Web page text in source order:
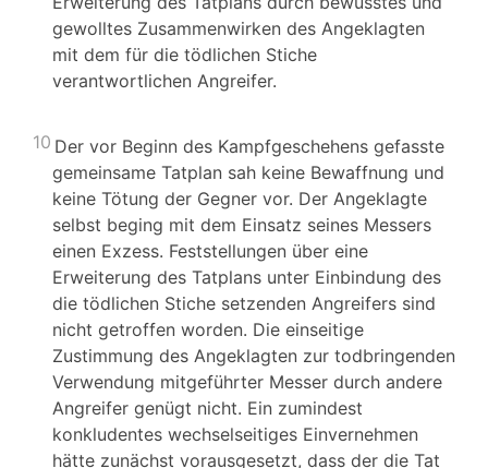
gewolltes Zusammenwirken des Angeklagten
mit dem für die tödlichen Stiche
verantwortlichen Angreifer.
10 Der vor Beginn des Kampfgeschehens gefasste
gemeinsame Tatplan sah keine Bewaffnung und
keine Tötung der Gegner vor. Der Angeklagte
selbst beging mit dem Einsatz seines Messers
einen Exzess. Feststellungen über eine
Erweiterung des Tatplans unter Einbindung des
die tödlichen Stiche setzenden Angreifers sind
nicht getroffen worden. Die einseitige
Zustimmung des Angeklagten zur todbringenden
Verwendung mitgeführter Messer durch andere
Angreifer genügt nicht. Ein zumindest
konkludentes wechselseitiges Einvernehmen
hätte zunächst vorausgesetzt, dass der die Tat